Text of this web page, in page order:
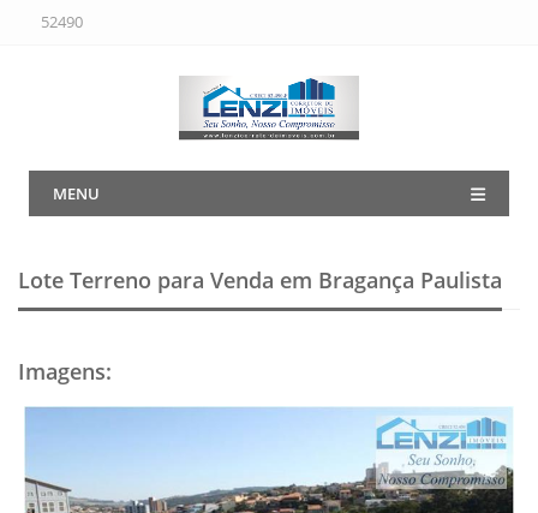
52490
MENU
Lote Terreno para Venda em Bragança Paulista
Imagens: